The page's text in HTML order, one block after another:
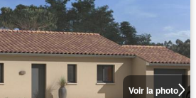
Voir la photo